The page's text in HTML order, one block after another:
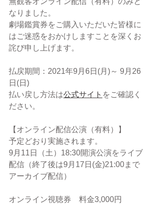
なりました。
劇場鑑賞券をご購入いただいた皆様に
はご迷惑をおかけしますことを深くお
詫び申し上げます。
払戻期間：2021年9月6日(月)～ 9月26
日(日)
払い戻し方法は公式サイト をご確認く
ださい。
【オンライン配信公演（有料）】
予定どおり実施されます。
9月11日（土）18:30開演公演をライブ
配信（終了後は9月17日(金)21:00まで
アーカイブ配信）
オンライン視聴券　料金3,000円